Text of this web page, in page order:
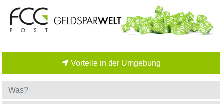
Vorteile in der Umgebung